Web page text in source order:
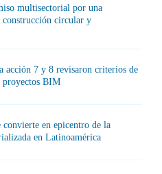
multisectorial por una
construcción circular y
acción 7 y 8 revisaron criterios de
proyectos BIM
en epicentro de la
en Latinoamérica